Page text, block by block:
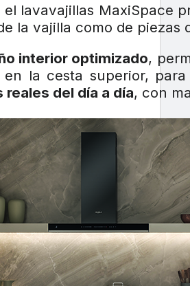
el lavavajillas MaxiSpace
la vajilla como de piezas
interior optimizado,
en la cesta superior,
del día a día, con